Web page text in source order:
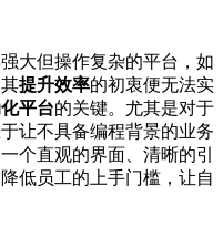
大但操作复杂的平台，如
提升效率的初衷便无法实
平台的关键。尤其是对于
让不具备编程背景的业务
个直观的界面、清晰的引
低员工的上手门槛，让自